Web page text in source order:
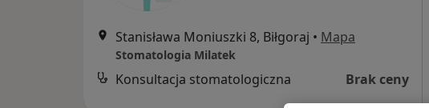
Stanisława Moniuszki 8, Biłgoraj • Mapa
Stomatologia Milatek
Konsultacja stomatologiczna Brak ceny